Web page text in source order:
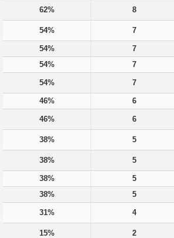
8
62%
7
54%
7
54%
7
54%
7
54%
6
46%
6
46%
5
38%
5
38%
5
38%
5
38%
4
31%
2
15%